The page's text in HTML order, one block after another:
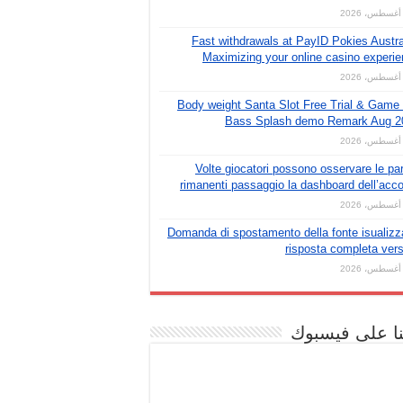
Fast withdrawals at PayID Pokies
Maximizing your online casino
Body weight Santa Slot Free Trial & Game
Bass Splash demo Remark Aug
Volte giocatori possono osservare le
rimanenti passaggio la dashboard
Domanda di spostamento della fonte
risposta completa
على فيسبوك